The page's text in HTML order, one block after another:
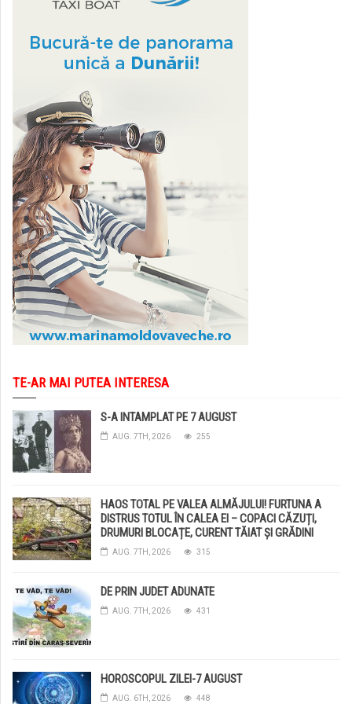
TE-AR MAI PUTEA INTERESA
S-A INTAMPLAT PE 7 AUGUST
AUG. 7TH, 2026 255
HAOS TOTAL PE VALEA ALMĂJULUI! FURTUNA A
DISTRUS TOTUL ÎN CALEA EI – COPACI CĂZUȚI,
DRUMURI BLOCAȚE, CURENT TĂIAT ȘI GRĂDINI
DISTRUSE DE GRINDINĂ!
AUG. 7TH, 2026 315
DE PRIN JUDET ADUNATE
AUG. 7TH, 2026 431
HOROSCOPUL ZILEI-7 AUGUST
AUG. 6TH, 2026 448